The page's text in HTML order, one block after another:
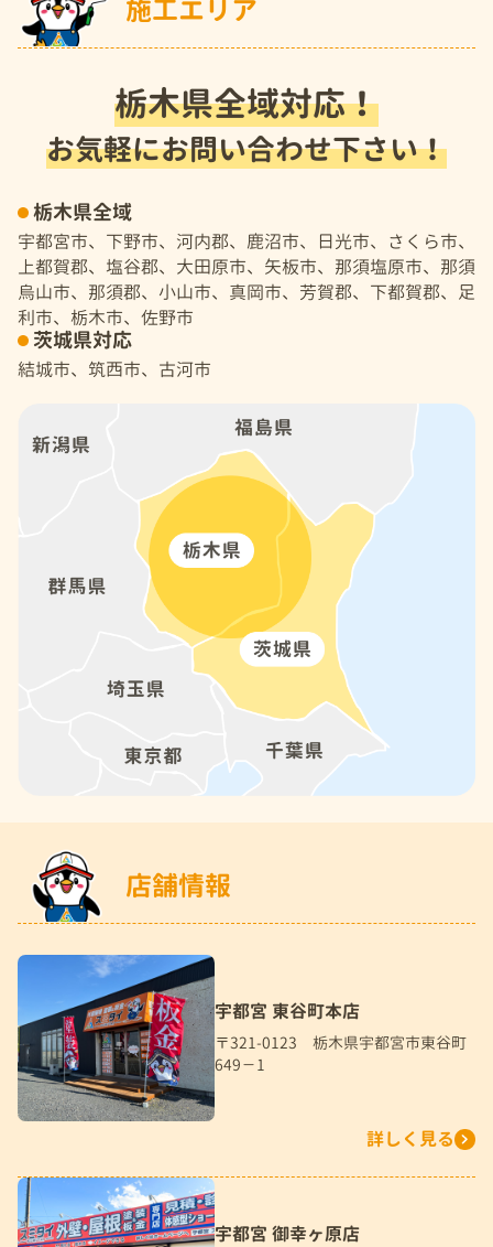
施工エリア
栃木県全域対応！
お気軽にお問い合わせ下さい！
栃木県全域
宇都宮市、下野市、河内郡、鹿沼市、日光市、さくら市、
上都賀郡、塩谷郡、大田原市、矢板市、那須塩原市、那須
烏山市、那須郡、小山市、真岡市、芳賀郡、下都賀郡、足
利市、栃木市、佐野市
茨城県対応
結城市、筑西市、古河市
店舗情報
宇都宮 東谷町本店
〒321-0123 栃木県宇都宮市東谷町
649－1
詳しく見る
宇都宮 御幸ヶ原店